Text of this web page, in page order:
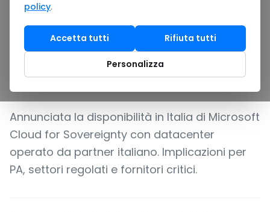
Microsoft Cloud for
Sovereignty arriva in
Italia: cosa cambia per le
PMI
Annunciata la disponibilità in Italia di Microsoft
Cloud for Sovereignty con datacenter
operato da partner italiano. Implicazioni per
PA, settori regolati e fornitori critici.
policy.
Accetta tutti Rifiuta tutti
Personalizza